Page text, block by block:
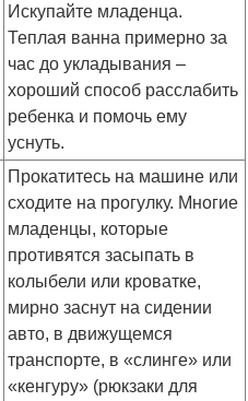
Искупайте младенца.
Теплая ванна примерно за
час до укладывания –
хороший способ расслабить
ребенка и помочь ему
уснуть.
Прокатитесь на машине или
сходите на прогулку. Многие
младенцы, которые
противятся засыпать в
колыбели или кроватке,
мирно заснут на сидении
авто, в движущемся
транспорте, в «слинге» или
«кенгуру» (рюкзаки для